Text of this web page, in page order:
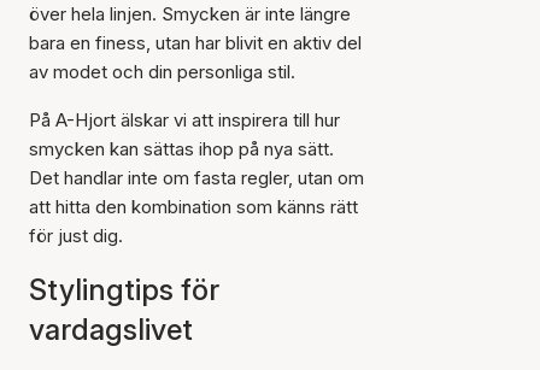
över hela linjen. Smycken är inte längre
bara en finess, utan har blivit en aktiv del
av modet och din personliga stil.
På A-Hjort älskar vi att inspirera till hur
smycken kan sättas ihop på nya sätt.
Det handlar inte om fasta regler, utan om
att hitta den kombination som känns rätt
för just dig.
Stylingtips för
vardagslivet